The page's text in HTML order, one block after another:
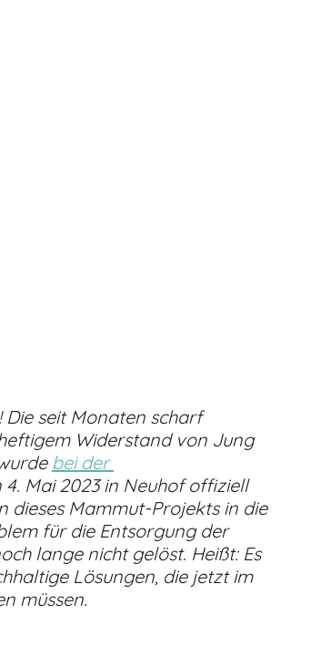
Die seit Monaten scharf
Widerstand von Jung
bei der
4. Mai 2023 in Neuhof offiziell
dieses Mammut-Projekts in die
für die Entsorgung der
lange nicht gelöst. Heißt: Es
Lösungen, die jetzt im
müssen.